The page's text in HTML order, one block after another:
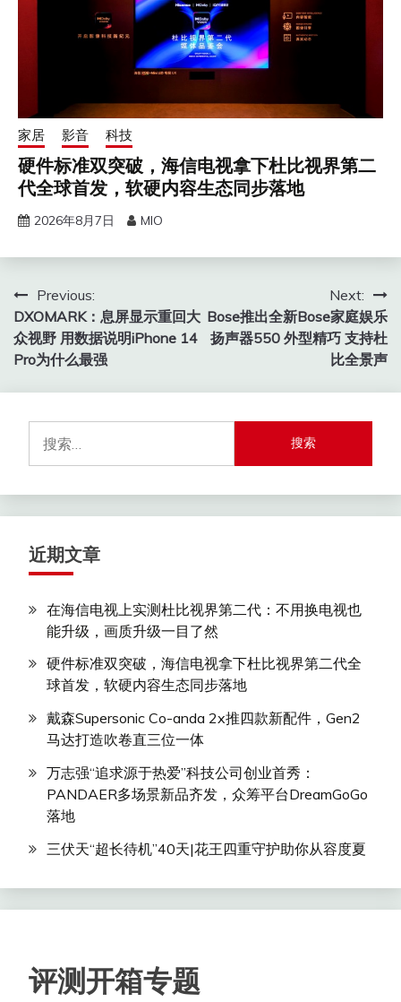
家居 影音 科技
硬件标准双突破，海信电视拿下杜比视界第二
代全球首发，软硬内容生态同步落地
2026年8月7日 MIO
文
章
导
航
Previous:
DXOMARK：息屏显示重回大
众视野 用数据说明iPhone 14
Pro为什么最强
Next:
Bose推出全新Bose家庭娱乐
扬声器550 外型精巧 支持杜
比全景声
索：
近期文章
在海信电视上实测杜比视界第二代：不用换电视也
能升级，画质升级一目了然
硬件标准双突破，海信电视拿下杜比视界第二代全
球首发，软硬内容生态同步落地
戴森Supersonic Co-anda 2x推四款新配件，Gen2
马达打造吹卷直三位一体
万志强“追求源于热爱”科技公司创业首秀：
PANDAER多场景新品齐发，众筹平台DreamGoGo
落地
三伏天“超长待机”40天|花王四重守护助你从容度夏
评测开箱专题